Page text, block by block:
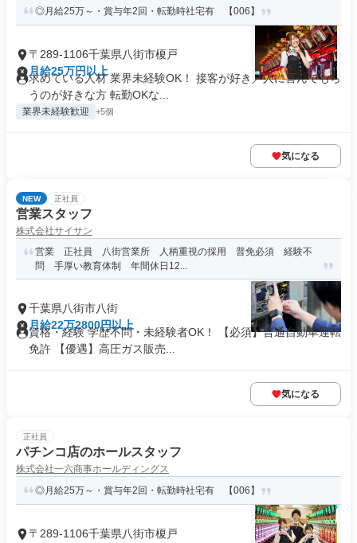
◎月給25万～・賞与年2回・転勤時社宅有 【006】
〒289-1106千葉県八街市榎戸
月給25万円以上
求めている人材 業界未経験OK！ 接客が好き／人に喜んでもら
うのが好きな方 転勤OKな...
業界未経験歓迎 +5個
気になる
NEW 正社員
営業スタッフ
株式会社サイサン
営業 正社員 八街営業所 人柄重視の採用 普免必須 経験不
問 手厚い教育体制 年間休日12...
千葉県八街市八街
月給22万2800円以上
資格・経験 学歴不問・未経験者OK！ 【必須】普通自動車運転
免許 【優遇】高圧ガス販売...
気になる
正社員
パチンコ店のホールスタッフ
株式会社一六商事ホールディングス
◎月給25万～・賞与年2回・転勤時社宅有 【006】
〒289-1106千葉県八街市榎戸